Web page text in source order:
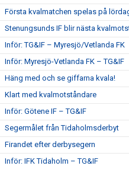
Första kvalmatchen spelas på
Stenungsunds IF blir nästa
Inför: TG&IF – Myresjö/Vetlanda FK
Inför: Myresjö-Vetlanda FK – TG&IF
Häng med och se giffarna kvala!
Klart med kvalmotståndare
Inför: Götene IF – TG&IF
Segermålet från Tidaholmsderbyt
Firandet efter derbysegern
Inför: IFK Tidaholm – TG&IF